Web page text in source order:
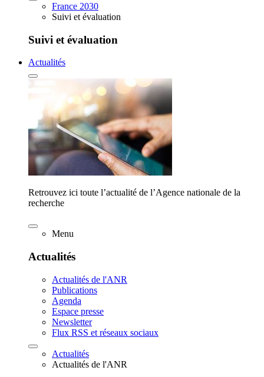
France 2030
Suivi et évaluation
Suivi et évaluation
Actualités
Retrouvez ici toute l’actualité de l’Agence nationale de la
recherche
Menu
Actualités
Actualités de l'ANR
Publications
Agenda
Espace presse
Newsletter
Flux RSS et réseaux sociaux
Actualités
Actualités de l'ANR